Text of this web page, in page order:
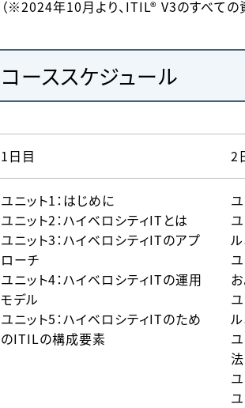
（※2024年10月より、ITIL® V3のすべて
コーススケジュール
1日目 2
ユニット1：はじめに
ユニット2：ハイベロシティITとは
ユニット3：ハイベロシティITのアプ
ローチ
ユニット4：ハイベロシティITの運用
モデル
ユニット5：ハイベロシティITのため
のITILの構成要素
法